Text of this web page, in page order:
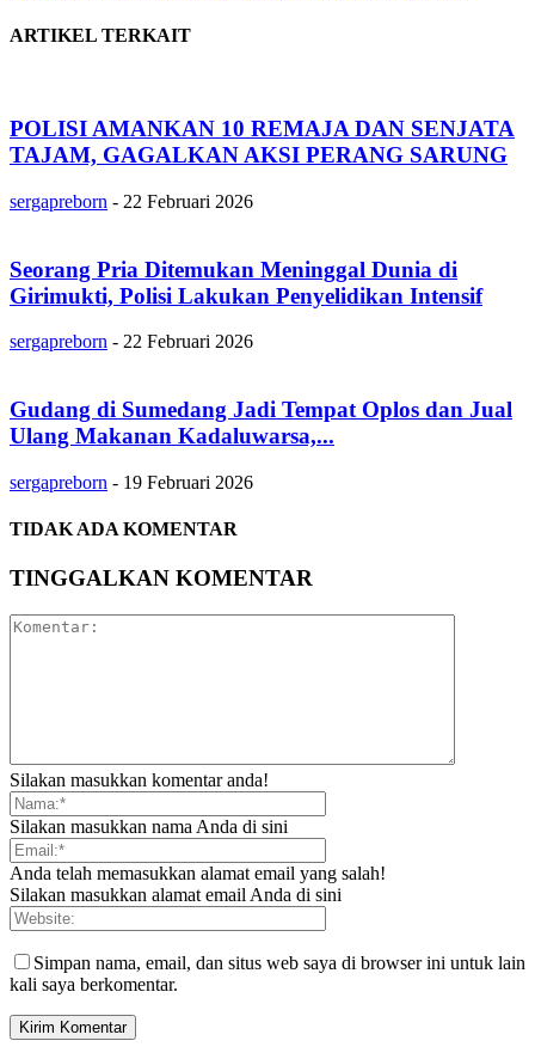
ARTIKEL TERKAIT
POLISI AMANKAN 10 REMAJA DAN SENJATA
TAJAM, GAGALKAN AKSI PERANG SARUNG
sergapreborn - 22 Februari 2026
Seorang Pria Ditemukan Meninggal Dunia di
Girimukti, Polisi Lakukan Penyelidikan Intensif
sergapreborn - 22 Februari 2026
Gudang di Sumedang Jadi Tempat Oplos dan Jual
Ulang Makanan Kadaluwarsa,...
sergapreborn - 19 Februari 2026
TIDAK ADA KOMENTAR
TINGGALKAN KOMENTAR
Silakan masukkan komentar anda!
Silakan masukkan nama Anda di sini
Anda telah memasukkan alamat email yang salah!
Silakan masukkan alamat email Anda di sini
Simpan nama, email, dan situs web saya di browser ini untuk lain
kali saya berkomentar.